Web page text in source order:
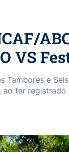
VS
Tambores e
ao ter